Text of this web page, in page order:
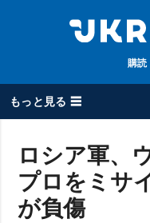
購読
もっと見る ☰
全てのトピック
戦争
ロシア軍、
プロをミサ
が負傷